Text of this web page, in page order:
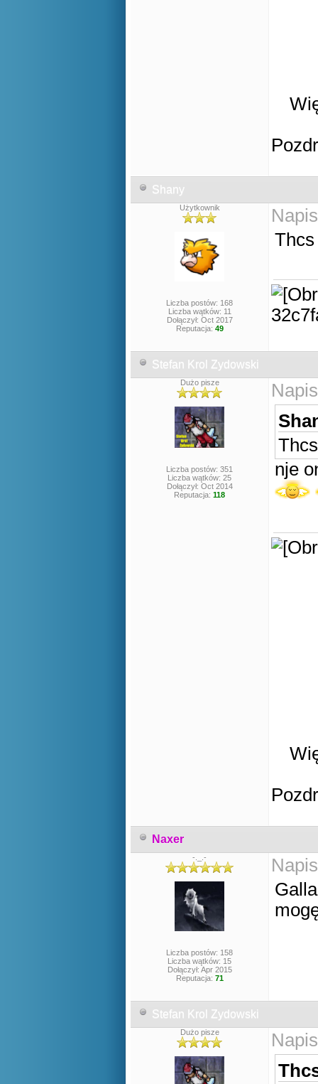
Shany
Użytkownik
Liczba postów: 168
Liczba wątków: 11
Dołączył: Oct 2017
Reputacja: 49
Stefan Krol Zydowski
Dużo pisze
Liczba postów: 351
Liczba wątków: 25
Dołączył: Oct 2014
Reputacja: 118
nje
Naxer
-._.-
Liczba postów: 158
Liczba wątków: 15
Dołączył: Apr 2015
Reputacja: 71
Stefan Krol Zydowski
Dużo pisze